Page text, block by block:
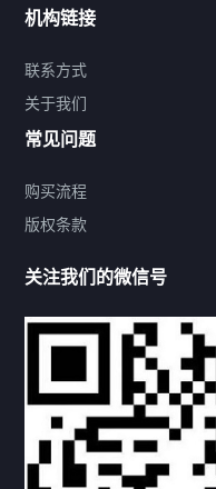
联系方式
热门标签
机构链接
联系方式 关于我们
下载与支持
资料下载 视频中心
常见问题
机构链接
联系方式
关于我们
常见问题
购买流程
版权条款
关注我们的微信号